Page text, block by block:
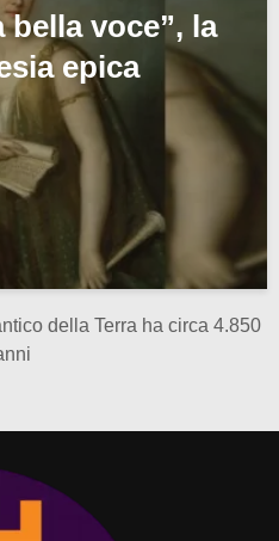
bella voce”, la
epica
della Terra ha circa 4.850